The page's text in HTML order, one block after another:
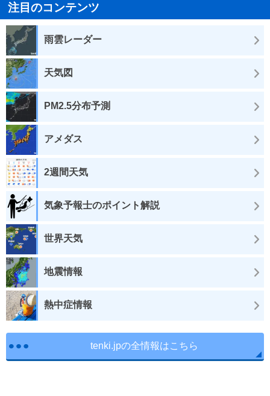
注目のコンテンツ
雨雲レーダー
天気図
PM2.5分布予測
アメダス
2週間天気
気象予報士のポイント解説
世界天気
地震情報
熱中症情報
tenki.jpの全情報はこちら